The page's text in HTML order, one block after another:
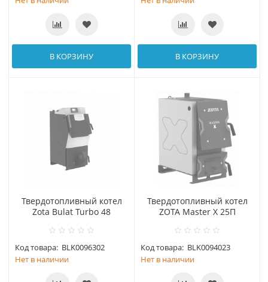
В КОРЗИНУ В КОРЗИНУ
Твердотопливный котел
Zota Bulat Turbo 48
Код товара: BLK0096302
Нет в наличии
Твердотопливный котел
ZOTA Master X 25П
Код товара: BLK0094023
Нет в наличии